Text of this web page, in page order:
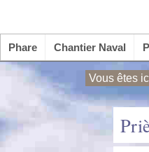
Phare Chantier Naval
Vous êtes